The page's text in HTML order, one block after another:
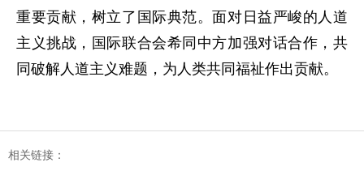
重要贡献，树立了国际典范。面对日益严峻的人道
主义挑战，国际联合会希同中方加强对话合作，共
同破解人道主义难题，为人类共同福祉作出贡献。
相关链接：